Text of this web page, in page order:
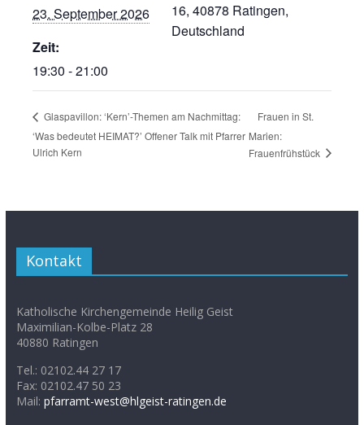
23. September 2026
Zeit:
19:30 - 21:00
16, 40878 Ratingen,
Deutschland
Glaspavillon: ‘Kern’-Themen am Nachmittag:
‘Was bedeutet HEIMAT?’ Offener Talk mit Pfarrer
Ulrich Kern
Frauen in St.
Marien:
Frauenfrühstück
Kontakt
Katholische Kirchengemeinde Heilig Geist
Maximilian-Kolbe-Platz 28
40880 Ratingen
Tel.: 02102.44 27 17
Fax: 02102.47 50 23
Mail: pfarramt-west@hlgeist-ratingen.de